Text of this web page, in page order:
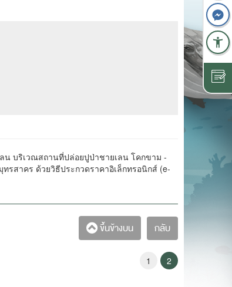
น บริเวณสถานที่ปล่อยปูป่าชายเลน โคกขาม -
สาคร ด้วยวิธีประกวดราคาอิเล็กทรอนิกส์ (e-
ขึ้นข้างบน กลับ
1 2